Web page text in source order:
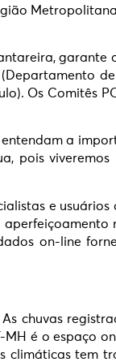
Os Comitês
a
pois viveremos
e
on-line
chuvas
é o espaço
climáticas tem